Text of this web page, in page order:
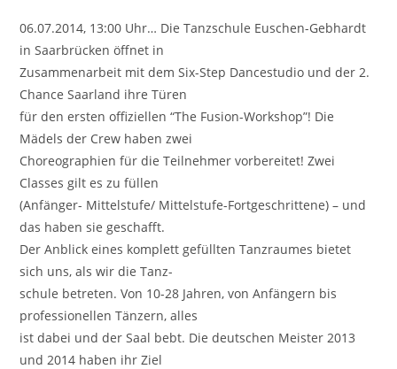
06.07.2014, 13:00 Uhr… Die Tanzschule Euschen-Gebhardt
in Saarbrücken öffnet in
Zusammenarbeit mit dem Six-Step Dancestudio und der 2.
Chance Saarland ihre Türen
für den ersten offiziellen “The Fusion-Workshop”! Die
Mädels der Crew haben zwei
Choreographien für die Teilnehmer vorbereitet! Zwei
Classes gilt es zu füllen
(Anfänger- Mittelstufe/ Mittelstufe-Fortgeschrittene) – und
das haben sie geschafft.
Der Anblick eines komplett gefüllten Tanzraumes bietet
sich uns, als wir die Tanz-
schule betreten. Von 10-28 Jahren, von Anfängern bis
professionellen Tänzern, alles
ist dabei und der Saal bebt. Die deutschen Meister 2013
und 2014 haben ihr Ziel